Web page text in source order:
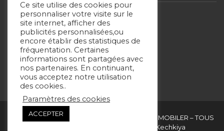
BARÈME D’HONORAIRES
SUIVEZ-NOUS
Copyright & copies. 2020 © ERIC LECHEVIN IMMOBILER – TOUS
DROITS RÉSERVÉS - Site réalisé par Kechkiya
Ce site utilise des cookies pour
personnaliser votre visite sur le
site internet, afficher des
publicités personnalisées,ou
encore établir des statistiques de
fréquentation. Certaines
informations sont partagées avec
nos partenaires. En continuant,
vous acceptez notre utilisation
des cookies..
Paramètres des cookies
ACCEPTER